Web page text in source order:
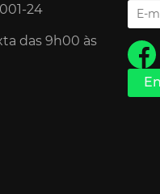
24
das 9h00 às